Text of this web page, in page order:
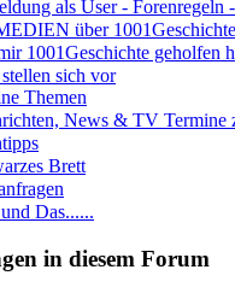
als User - Forenregeln
über 1001Geschichte
1001Geschichte geholfen
sich vor
Themen
News & TV Termine
Brett
Das......
in diesem Forum